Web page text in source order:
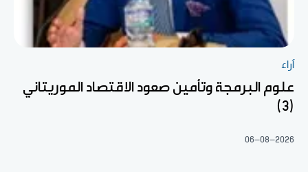
آراء
علوم البرمجة وتأمين صعود الاقتصاد الموريتاني
(3)
06-08-2026